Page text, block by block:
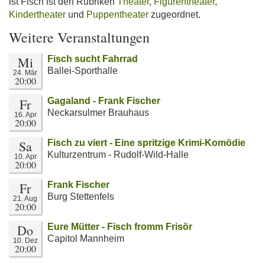
Kindertheater und Puppentheater zugeordnet.
Weitere Veranstaltungen
Mi
24. Mär
20:00
Fisch sucht Fahrrad
Ballei-Sporthalle
Fr
16. Apr
20:00
Gagaland - Frank Fischer
Neckarsulmer Brauhaus
Sa
10. Apr
20:00
Fisch zu viert - Eine spritzige Krimi-Komödie
Kulturzentrum - Rudolf-Wild-Halle
Fr
21. Aug
20:00
Frank Fischer
Burg Stettenfels
Do
10. Dez
20:00
Eure Mütter - Fisch fromm Frisör
Capitol Mannheim